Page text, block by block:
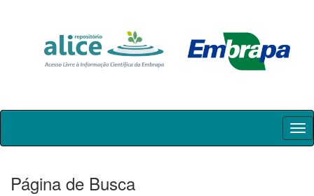
Skip
Página de Busca